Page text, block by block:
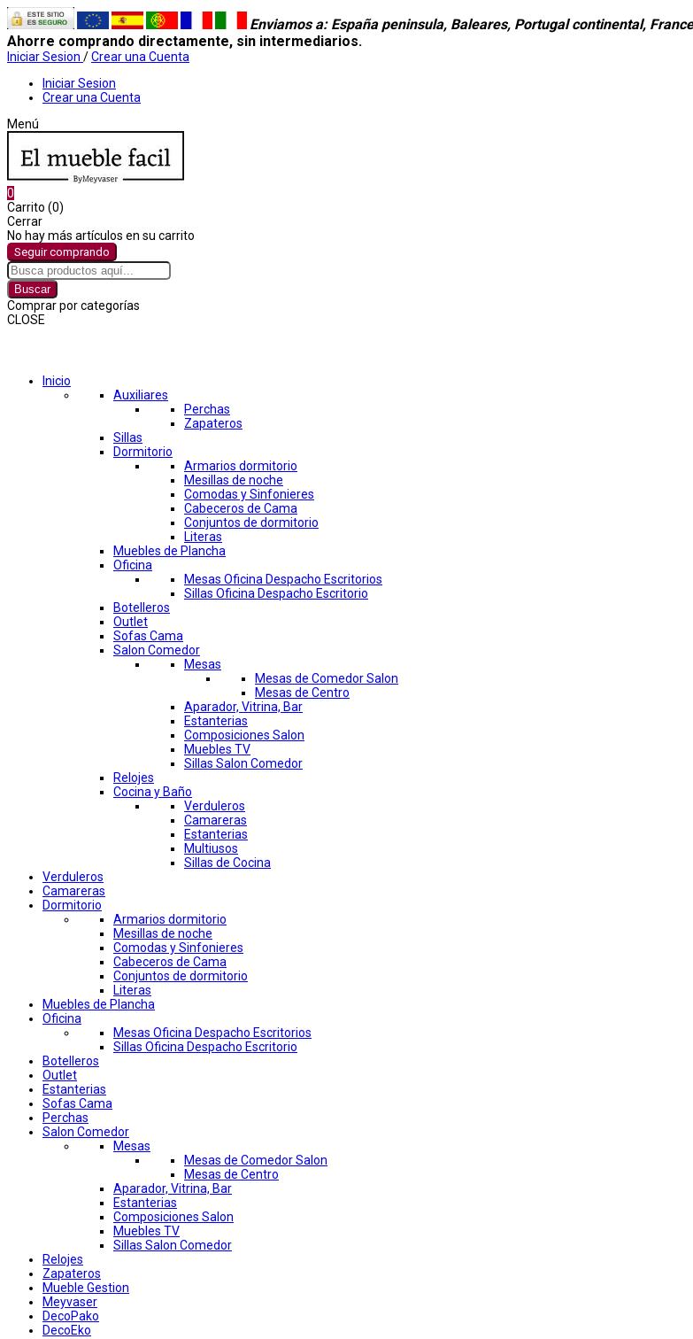
Enviamos a: España peninsula, Baleares, Portugal continental,
Ahorre comprando directamente, sin intermediarios.
Iniciar Sesion /Crear una Cuenta
Iniciar Sesion
Crear una Cuenta
Menú
0
Carrito (0)
Cerrar
No hay más artículos en su carrito
Seguir comprando
Buscar
Comprar por categorías
CLOSE
Inicio
Auxiliares
Perchas
Zapateros
Sillas
Dormitorio
Armarios dormitorio
Mesillas de noche
Comodas y Sinfonieres
Cabeceros de Cama
Conjuntos de dormitorio
Literas
Muebles de Plancha
Oficina
Mesas Oficina Despacho Escritorios
Sillas Oficina Despacho Escritorio
Botelleros
Outlet
Sofas Cama
Salon Comedor
Mesas
Mesas de Comedor Salon
Mesas de Centro
Aparador, Vitrina, Bar
Estanterias
Composiciones Salon
Muebles TV
Sillas Salon Comedor
Relojes
Cocina y Baño
Verduleros
Camareras
Estanterias
Multiusos
Sillas de Cocina
Verduleros
Camareras
Dormitorio
Armarios dormitorio
Mesillas de noche
Comodas y Sinfonieres
Cabeceros de Cama
Conjuntos de dormitorio
Literas
Muebles de Plancha
Oficina
Mesas Oficina Despacho Escritorios
Sillas Oficina Despacho Escritorio
Botelleros
Outlet
Estanterias
Sofas Cama
Perchas
Salon Comedor
Mesas
Mesas de Comedor Salon
Mesas de Centro
Aparador, Vitrina, Bar
Estanterias
Composiciones Salon
Muebles TV
Sillas Salon Comedor
Relojes
Zapateros
Mueble Gestion
Meyvaser
DecoPako
DecoEko